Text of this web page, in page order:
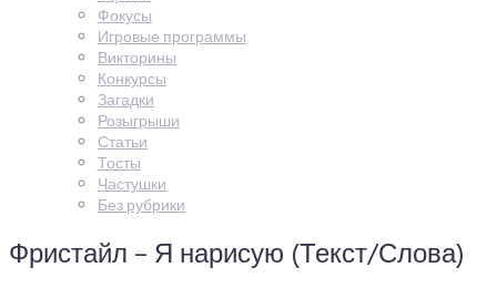
Фокусы
Игровые программы
Викторины
Конкурсы
Загадки
Розыгрыши
Статьи
Тосты
Частушки
Без рубрики
Фристайл – Я нарисую (Текст/Слова)